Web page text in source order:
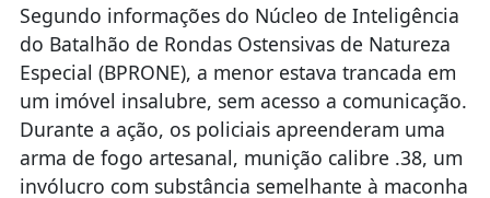
Segundo informações do Núcleo de Inteligência
do Batalhão de Rondas Ostensivas de Natureza
Especial (BPRONE), a menor estava trancada em
um imóvel insalubre, sem acesso a comunicação.
Durante a ação, os policiais apreenderam uma
arma de fogo artesanal, munição calibre .38, um
invólucro com substância semelhante à maconha